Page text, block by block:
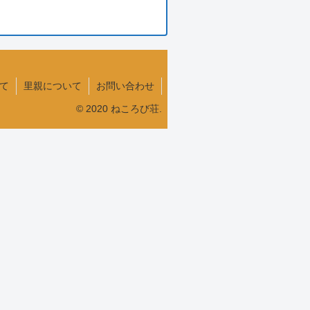
里親について お問い合わせ
© 2020 ねころび荘.